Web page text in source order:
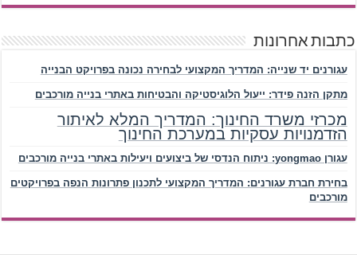
כתבות אחרונות
עגורנים יד שנייה: המדריך המקצועי לבחירה נכונה בפרויקט הבנייה
מתקן הזנה פידר: ייעול הלוגיסטיקה והבטיחות באתרי בנייה מורכבים
מכרזי משרד החינוך: המדריך המלא לאיתור
הזדמנויות עסקיות במערכת החינוך
עגורן yongmao: ניתוח הנדסי של ביצועים ויעילות באתרי בנייה מורכבים
בחירת חברת עגורנים: המדריך המקצועי לתכנון פתרונות הנפה בפרויקטים
מורכבים